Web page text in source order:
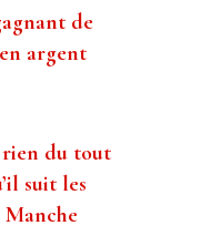
de
argent
rien du tout
suit les